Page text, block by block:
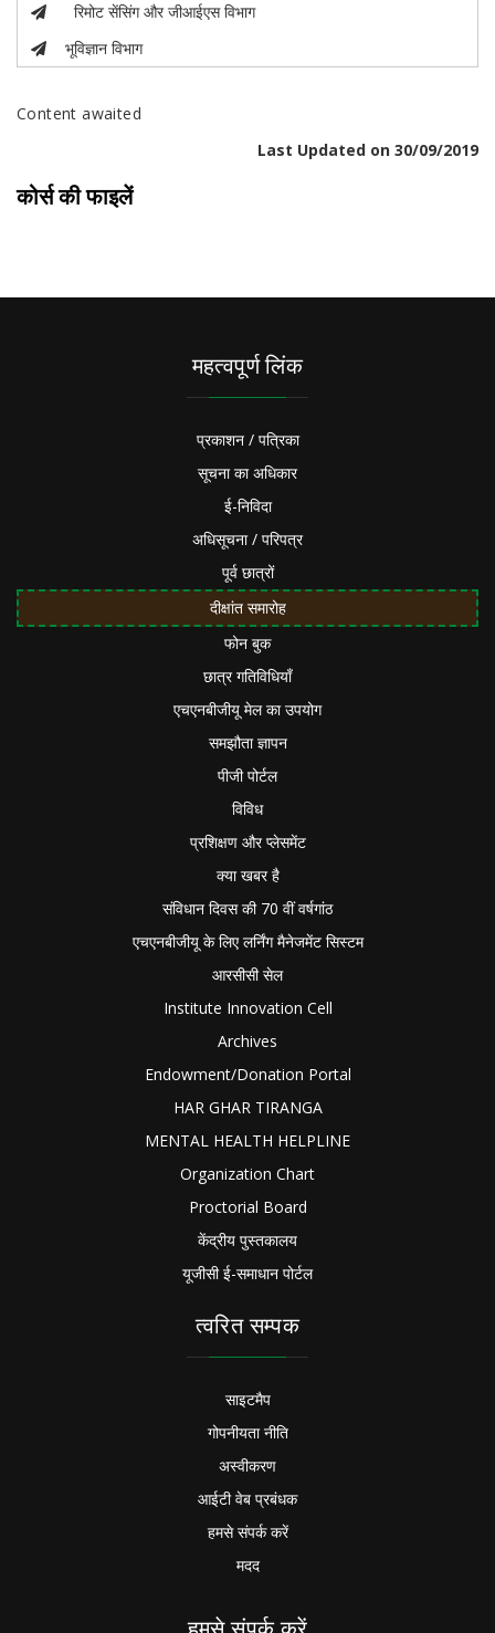
रिमोट सेंसिंग और जीआईएस विभाग
भूविज्ञान विभाग
Content awaited
Last Updated on 30/09/2019
कोर्स की फाइलें
महत्वपूर्ण लिंक
प्रकाशन / पत्रिका
सूचना का अधिकार
ई-निविदा
अधिसूचना / परिपत्र
पूर्व छात्रों
दीक्षांत समारोह
फोन बुक
छात्र गतिविधियाँ
एचएनबीजीयू मेल का उपयोग
समझौता ज्ञापन
पीजी पोर्टल
विविध
प्रशिक्षण और प्लेसमेंट
क्या खबर है
संविधान दिवस की 70 वीं वर्षगांठ
एचएनबीजीयू के लिए लर्निंग मैनेजमेंट सिस्टम
आरसीसी सेल
Institute Innovation Cell
Archives
Endowment/Donation Portal
HAR GHAR TIRANGA
MENTAL HEALTH HELPLINE
Organization Chart
Proctorial Board
केंद्रीय पुस्तकालय
यूजीसी ई-समाधान पोर्टल
त्वरित सम्पक
साइटमैप
गोपनीयता नीति
अस्वीकरण
आईटी वेब प्रबंधक
हमसे संपर्क करें
मदद